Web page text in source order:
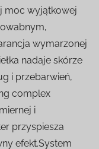
moc wyjątkowej
wymarzonej
nadaje skórze
i przebarwień,
complex
i
przyspiesza
efekt.System